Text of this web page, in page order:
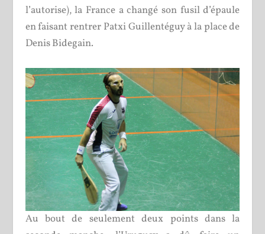
l’autorise), la France a changé son fusil d’épaule
en faisant rentrer Patxi Guillentéguy à la place de
Denis Bidegain.
Au bout de seulement deux points dans la